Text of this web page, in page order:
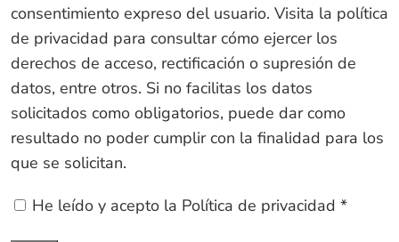
consentimiento expreso del usuario. Visita la política
de privacidad para consultar cómo ejercer los
derechos de acceso, rectificación o supresión de
datos, entre otros. Si no facilitas los datos
solicitados como obligatorios, puede dar como
resultado no poder cumplir con la finalidad para los
que se solicitan.
He leído y acepto la Política de privacidad *